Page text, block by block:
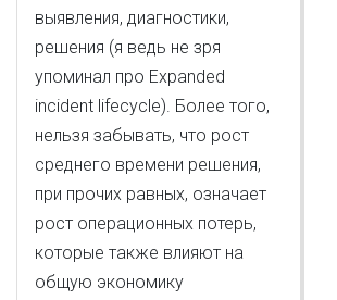
выявления, диагностики,
решения (я ведь не зря
упоминал про Expanded
incident lifecycle). Более того,
нельзя забывать, что рост
среднего времени решения,
при прочих равных, означает
рост операционных потерь,
которые также влияют на
общую экономику